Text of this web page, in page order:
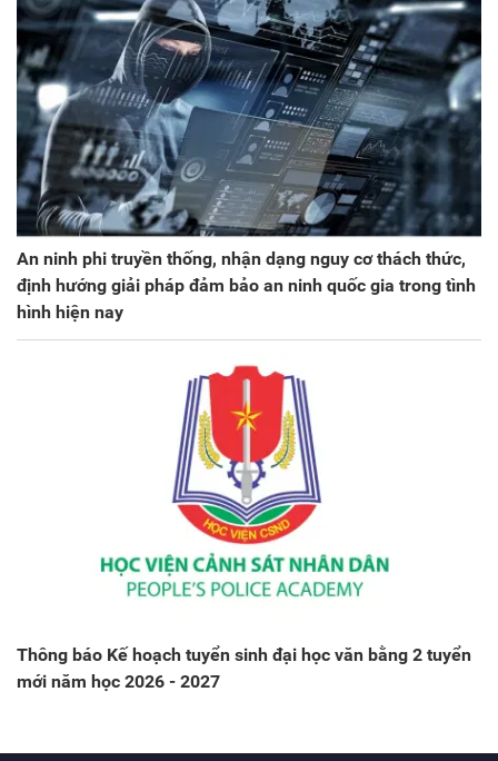
An ninh phi truyền thống, nhận dạng nguy cơ thách thức,
định hướng giải pháp đảm bảo an ninh quốc gia trong tình
hình hiện nay
Thông báo Kế hoạch tuyển sinh đại học văn bằng 2 tuyển
mới năm học 2026 - 2027